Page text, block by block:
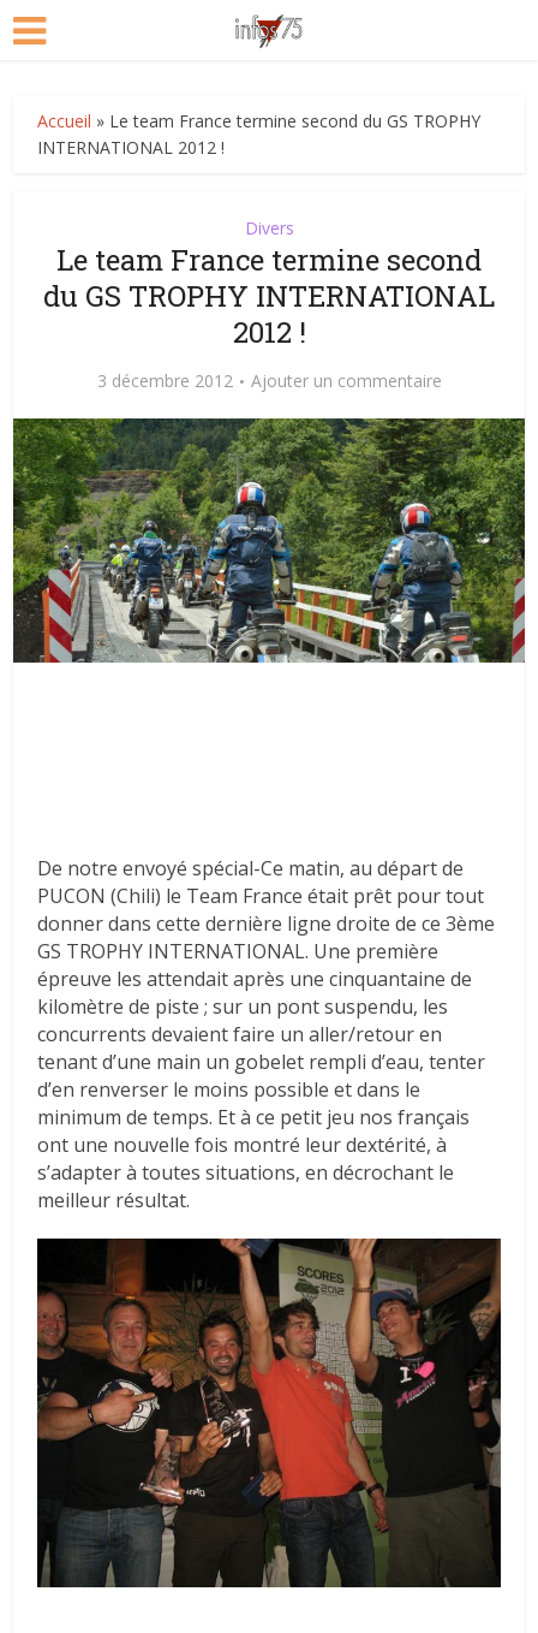
Accueil » Le team France termine second du GS TROPHY
INTERNATIONAL 2012 !
Divers
Le team France termine second
du GS TROPHY INTERNATIONAL
2012 !
3 décembre 2012 Ajouter un commentaire
De notre envoyé spécial-Ce matin, au départ de
PUCON (Chili) le Team France était prêt pour tout
donner dans cette dernière ligne droite de ce 3ème
GS TROPHY INTERNATIONAL. Une première
épreuve les attendait après une cinquantaine de
kilomètre de piste ; sur un pont suspendu, les
concurrents devaient faire un aller/retour en
tenant d’une main un gobelet rempli d’eau, tenter
d’en renverser le moins possible et dans le
minimum de temps. Et à ce petit jeu nos français
ont une nouvelle fois montré leur dextérité, à
s’adapter à toutes situations, en décrochant le
meilleur résultat.